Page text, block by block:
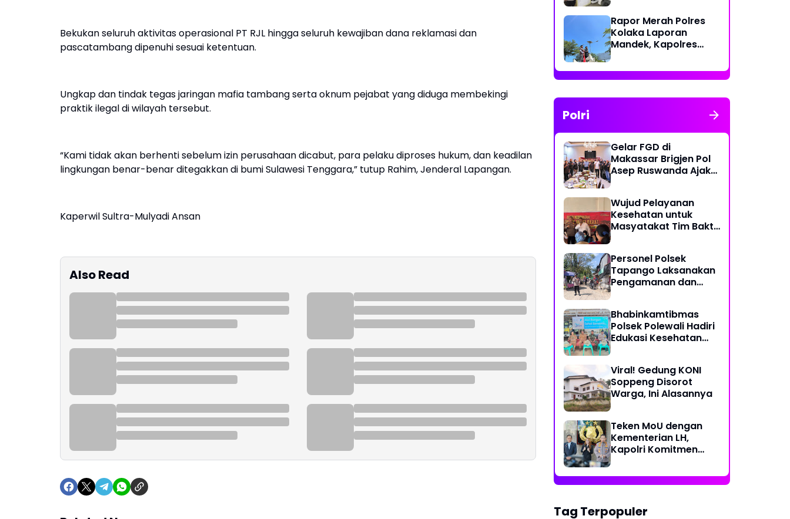
Bekukan seluruh aktivitas operasional PT RJL hingga seluruh kewajiban dana reklamasi dan
pascatambang dipenuhi sesuai ketentuan.
Ungkap dan tindak tegas jaringan mafia tambang serta oknum pejabat yang diduga membekingi
praktik ilegal di wilayah tersebut.
“Kami tidak akan berhenti sebelum izin perusahaan dicabut, para pelaku diproses hukum, dan keadilan
lingkungan benar-benar ditegakkan di bumi Sulawesi Tenggara,” tutup Rahim, Jenderal Lapangan.
Kaperwil Sultra-Mulyadi Ansan
Also Read
Masyarakat
Rapor Merah Polres
Kolaka Laporan
Mandek, Kapolres
Perkap dan Abaikan
Kepastian Hukum
Polri
Gelar FGD di
Makassar Brigjen Pol
Asep Ruswanda Ajak
Wujud Pelayanan
Kesehatan untuk
Masyatakat Tim Bakti
Perjalanan Ekstrem 10
Jam Demi Layani
Warga Desa Kopeang
Personel Polsek
Tapango Laksanakan
Pengamanan dan
Tradisional Pelitakan
Bhabinkamtibmas
Polsek Polewali Hadiri
Edukasi Kesehatan
Kelurahan Sulewatang
Viral! Gedung KONI
Soppeng Disorot
Warga, Ini Alasannya
Teken MoU dengan
Kementerian LH,
Kapolri Komitmen
Lingkungan Hidup Jadi
Lebih Baik
Tag Terpopuler